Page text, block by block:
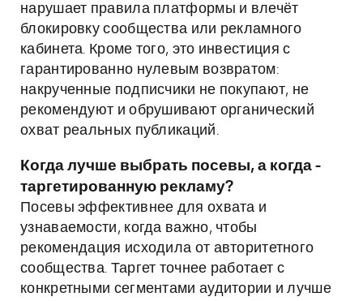
нарушает правила платформы и влечёт
блокировку сообщества или рекламного
кабинета. Кроме того, это инвестиция с
гарантированно нулевым возвратом:
накрученные подписчики не покупают, не
рекомендуют и обрушивают органический
охват реальных публикаций.
Когда лучше выбрать посевы, а когда -
таргетированную рекламу?
Посевы эффективнее для охвата и
узнаваемости, когда важно, чтобы
рекомендация исходила от авторитетного
сообщества. Таргет точнее работает с
конкретными сегментами аудитории и лучше